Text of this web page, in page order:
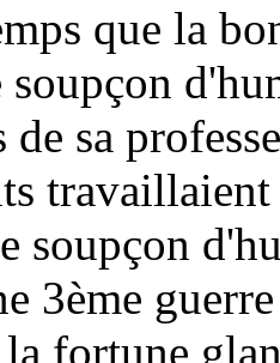
que la
soupçon
de sa
soupçon
3ème
fortune